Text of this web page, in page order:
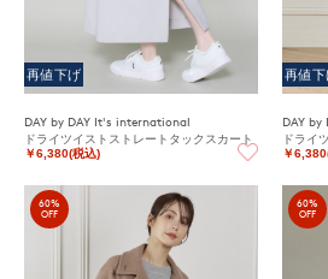
再値下げ
DAY by DAY It's international
ドライツイストストレートタックスカート
￥6,380(税込)
再値下
DAY
ドライ
￥
60%
OFF
60%
OFF